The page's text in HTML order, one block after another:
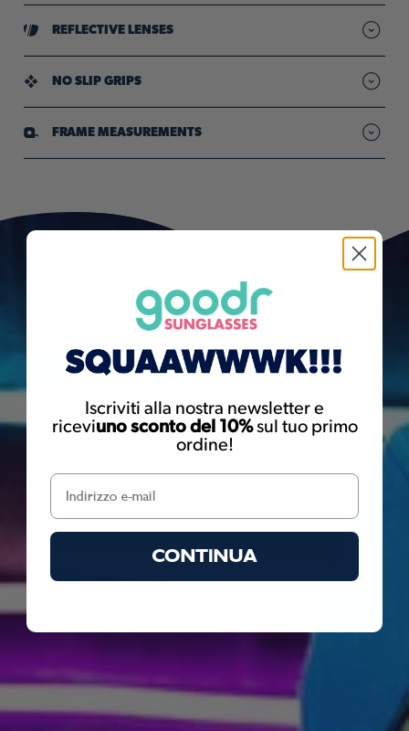
Reduced glare so your vision stays sharp & clear"
REFLECTIVE LENSES
Mirrored lenses reduce bright light & hide your peepers
NO SLIP GRIPS
Provide comfy, all-day hold through sweat & movement
FRAME MEASUREMENTS
goodr sunglasses have metal screws that can potentially expose
you to nickel. Nickel is known to the State of California to cause
cancer. For more information go to
Iscriviti alla nostra newsletter e
riceviuno sconto del 10%sul tuo primo
ordine!
CONTINUA